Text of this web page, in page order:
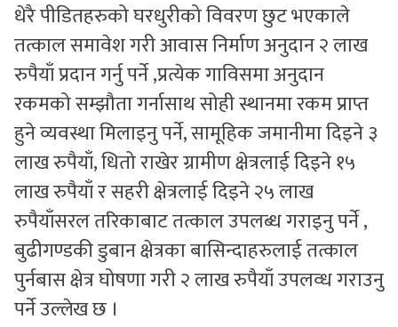
धेरै पीडितहरुको घरधुरीको विवरण छुट भएकाले
तत्काल समावेश गरी आवास निर्माण अनुदान २ लाख
रुपैयाँ प्रदान गर्नु पर्ने ,प्रत्येक गाविसमा अनुदान
रकमको सम्झौता गर्नासाथ सोही स्थानमा रकम प्राप्त
हुने व्यवस्था मिलाइनु पर्ने, सामूहिक जमानीमा दिइने ३
लाख रुपैयाँ, धितो राखेर ग्रामीण क्षेत्रलाई दिइने १५
लाख रुपैयाँ र सहरी क्षेत्रलाई दिइने २५ लाख
रुपैयाँसरल तरिकाबाट तत्काल उपलब्ध गराइनु पर्ने ,
बुढीगण्डकी डुबान क्षेत्रका बासिन्दाहरुलाई तत्काल
पुर्नबास क्षेत्र घोषणा गरी २ लाख रुपैयाँ उपलव्ध गराउनु
पर्ने उल्लेख छ ।